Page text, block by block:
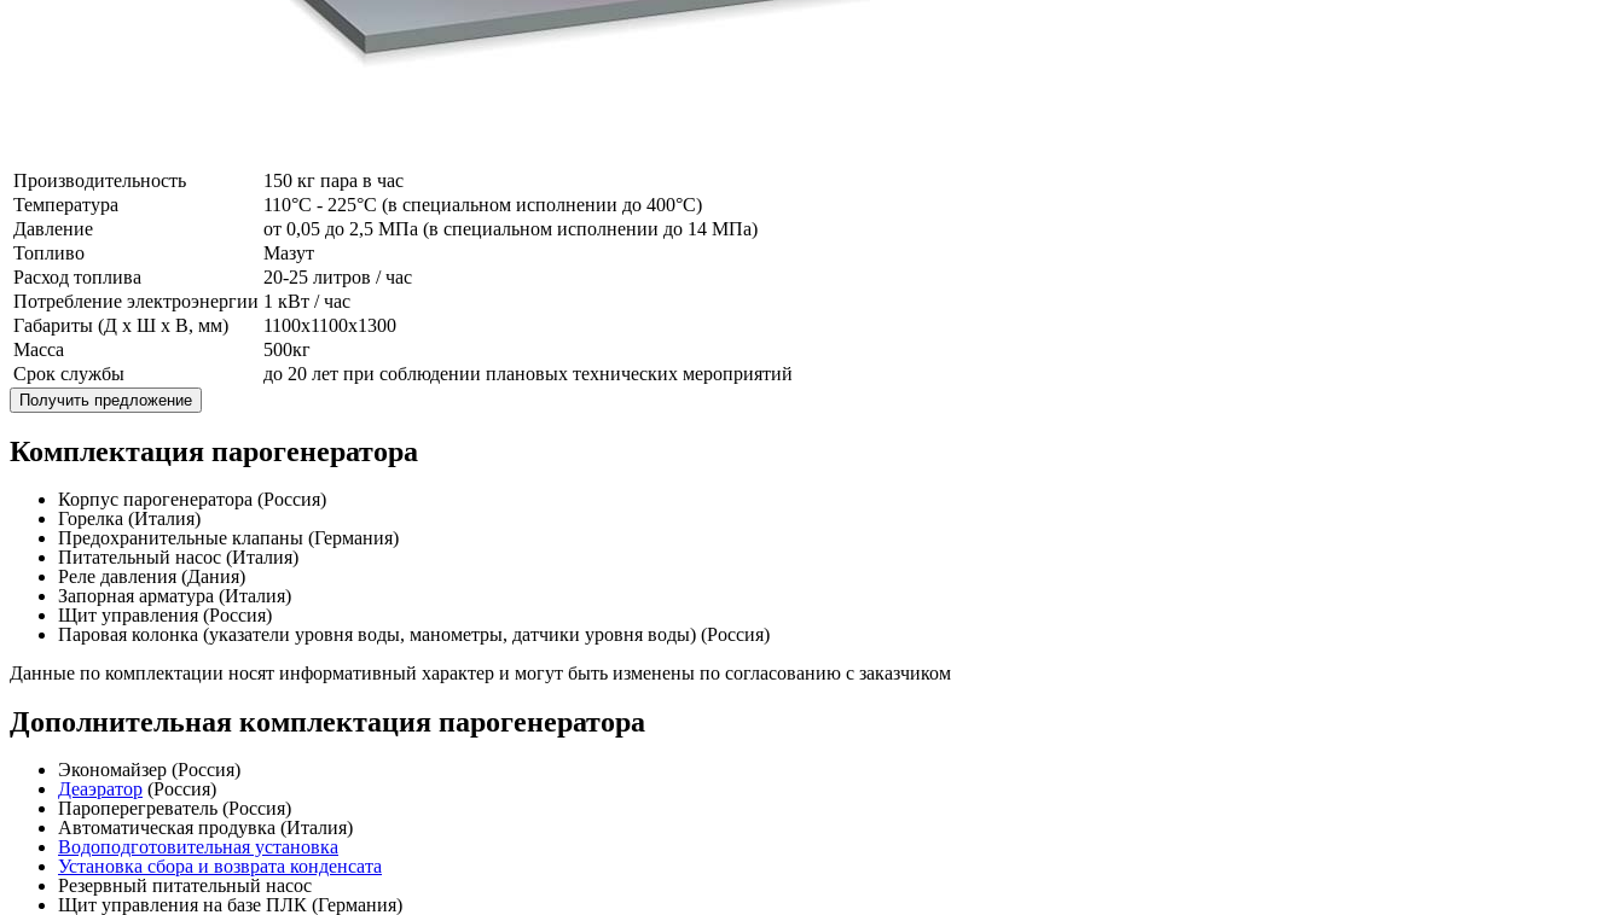
Производительность
150 кг пара в час
Температура
110°C - 225°C (в специальном исполнении до 400°C)
Давление
от 0,05 до 2,5 МПа (в специальном исполнении до 14 МПа)
Топливо
Мазут
Расход топлива
20-25 литров / час
Потребление электроэнергии 1 кВт / час
Габариты (Д x Ш x В, мм)
1100x1100x1300
Масса
500кг
Срок службы
до 20 лет при соблюдении плановых технических мероприятий
Получить предложение
Комплектация парогенератора
Корпус парогенератора (Россия)
Горелка (Италия)
Предохранительные клапаны (Германия)
Питательный насос (Италия)
Реле давления (Дания)
Запорная арматура (Италия)
Щит управления (Россия)
Паровая колонка (указатели уровня воды, манометры, датчики уровня воды) (Россия)
Данные по комплектации носят информативный характер и могут быть изменены по согласованию с заказчиком
Дополнительная комплектация парогенератора
Экономайзер (Россия)
Деаэратор (Россия)
Пароперегреватель (Россия)
Автоматическая продувка (Италия)
Водоподготовительная установка
Установка сбора и возврата конденсата
Резервный питательный насос
Щит управления на базе ПЛК (Германия)